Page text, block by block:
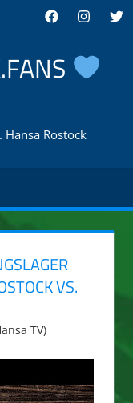
Facebook
Hansa Rostock
VS.
TV)